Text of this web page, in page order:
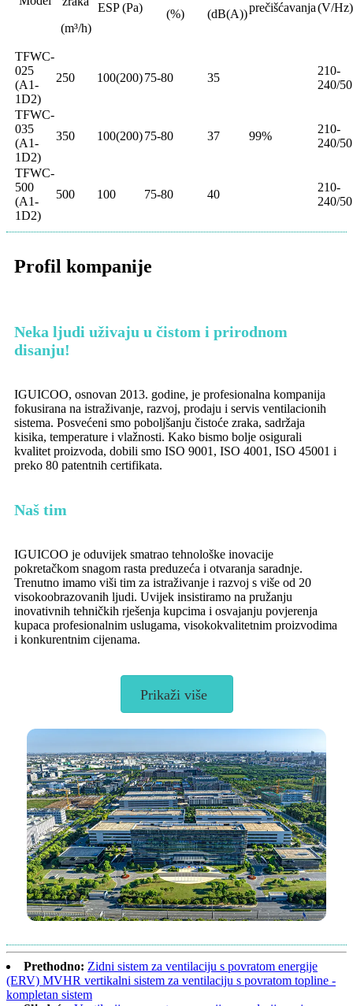
(m³/h)
ESP (Pa)
(%)
(dB(A))prečišćavanja(V/Hz)
TFWC-
025
(A1-
1D2)
250 100(200)75-80 35
99%
210-
240/50
TFWC-
035
(A1-
1D2)
350 100(200)75-80 37
210-
240/50
TFWC-
500
(A1-
1D2)
500 100 75-80 40
210-
240/50
Profil kompanije
Neka ljudi uživaju u čistom i prirodnom
disanju!
IGUICOO, osnovan 2013. godine, je profesionalna kompanija
fokusirana na istraživanje, razvoj, prodaju i servis ventilacionih
sistema. Posvećeni smo poboljšanju čistoće zraka, sadržaja
kisika, temperature i vlažnosti. Kako bismo bolje osigurali
kvalitet proizvoda, dobili smo ISO 9001, ISO 4001, ISO 45001 i
preko 80 patentnih certifikata.
Naš tim
IGUICOO je oduvijek smatrao tehnološke inovacije
pokretačkom snagom rasta preduzeća i otvaranja saradnje.
Trenutno imamo viši tim za istraživanje i razvoj s više od 20
visokoobrazovanih ljudi. Uvijek insistiramo na pružanju
inovativnih tehničkih rješenja kupcima i osvajanju povjerenja
kupaca profesionalnim uslugama, visokokvalitetnim proizvodima
i konkurentnim cijenama.
Prikaži više
Prethodno: Zidni sistem za ventilaciju s povratom energije
(ERV) MVHR vertikalni sistem za ventilaciju s povratom topline -
kompletan sistem